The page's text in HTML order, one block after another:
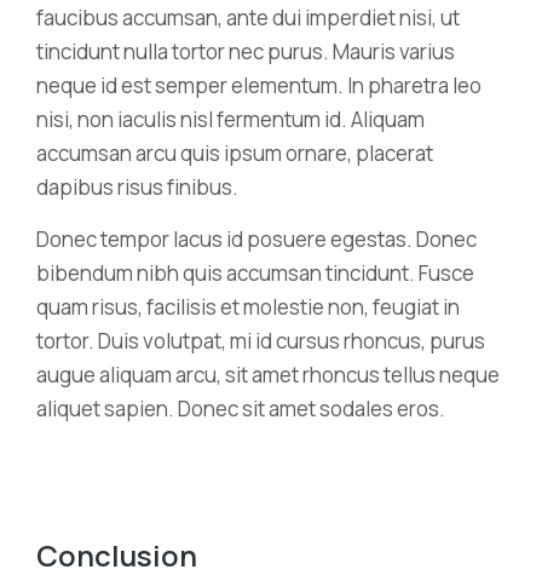
faucibus accumsan, ante dui imperdiet nisi, ut
tincidunt nulla tortor nec purus. Mauris varius
neque id est semper elementum. In pharetra leo
nisi, non iaculis nisl fermentum id. Aliquam
accumsan arcu quis ipsum ornare, placerat
dapibus risus finibus.
Donec tempor lacus id posuere egestas. Donec
bibendum nibh quis accumsan tincidunt. Fusce
quam risus, facilisis et molestie non, feugiat in
tortor. Duis volutpat, mi id cursus rhoncus, purus
augue aliquam arcu, sit amet rhoncus tellus neque
aliquet sapien. Donec sit amet sodales eros.
Conclusion